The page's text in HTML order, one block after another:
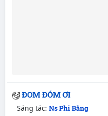
ĐOM ĐÓM ƠI
Sáng tác: Ns Phi Bằng